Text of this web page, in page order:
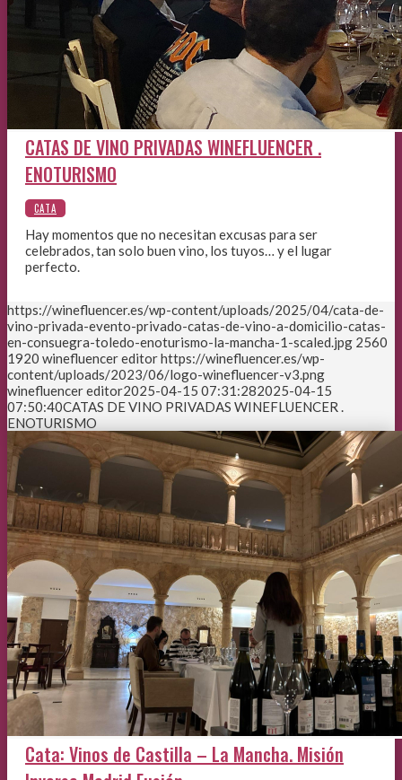
CATAS DE VINO PRIVADAS WINEFLUENCER .
ENOTURISMO
Hay momentos que no necesitan excusas para ser
celebrados, tan solo buen vino, los tuyos… y el lugar
perfecto.
https://winefluencer.es/wp-content/uploads/2025/04/cata-de-
vino-privada-evento-privado-catas-de-vino-a-domicilio-catas-
en-consuegra-toledo-enoturismo-la-mancha-1-scaled.jpg 2560
1920 winefluencer editorhttps://winefluencer.es/wp-
content/uploads/2023/06/logo-winefluencer-v3.png
winefluencer editor2025-04-15 07:31:282025-04-15
07:50:40CATAS DE VINO PRIVADAS WINEFLUENCER .
ENOTURISMO
Cata: Vinos de Castilla – La Mancha. Misión